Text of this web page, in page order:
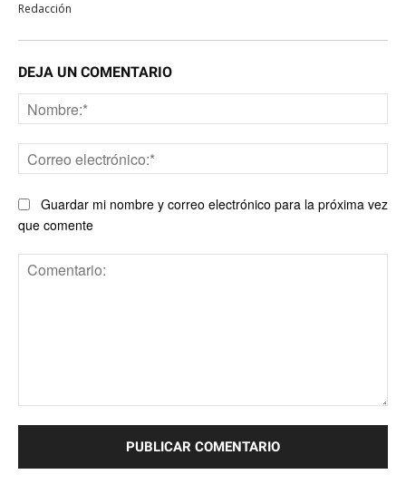
Redacción
DEJA UN COMENTARIO
Guardar mi nombre y correo electrónico para la próxima vez
que comente